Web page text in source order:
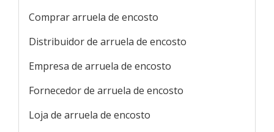
Comprar arruela de encosto
Distribuidor de arruela de encosto
Empresa de arruela de encosto
Fornecedor de arruela de encosto
Loja de arruela de encosto